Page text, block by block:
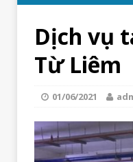
Dịch vụ
Từ Liêm
01/06/2021